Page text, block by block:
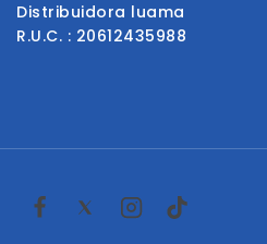
Distribuidora luama
R.U.C. : 20612435988